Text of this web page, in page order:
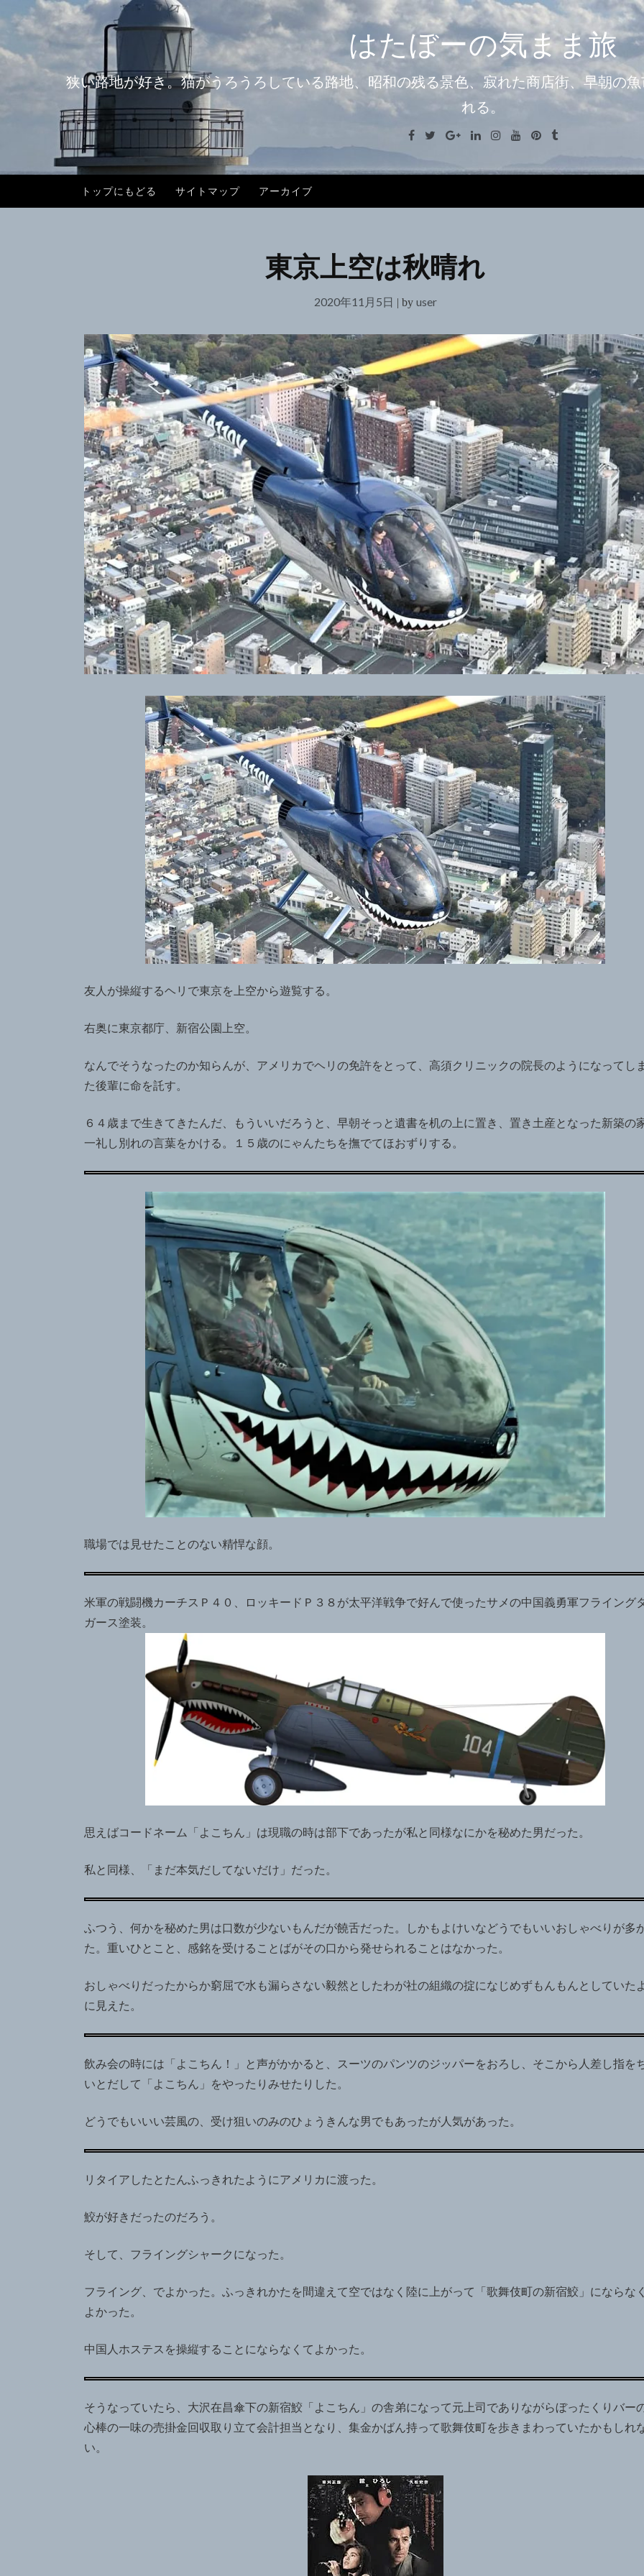
テ
はたぼーの気まま旅
狭い路地が好き。猫がうろうろしている路地、昭和の残る景色、寂れた商店街、早朝の
れる。
Facebook
TwitterGoogle+LinkedinInstagramYoutubePinterest
Tumblr
トップにもどる サイトマップ アーカイブ
東京上空は秋晴れ
2020年11月5日 | by user
友人が操縦するヘリで東京を上空から遊覧する。
右奥に東京都庁、新宿公園上空。
なんでそうなったのか知らんが、アメリカでヘリの免許をとって、高須クリニックの院長のようになってし
た後輩に命を託す。
６４歳まで生きてきたんだ、もういいだろうと、早朝そっと遺書を机の上に置き、置き土産となった新築の
一礼し別れの言葉をかける。１５歳のにゃんたちを撫でてほおずりする。
職場では見せたことのない精悍な顔。
米軍の戦闘機カーチスＰ４０、ロッキードＰ３８が太平洋戦争で好んで使ったサメの中国義勇軍フライング
ガース塗装。
思えばコードネーム「よこちん」は現職の時は部下であったが私と同様なにかを秘めた男だった。
私と同様、「まだ本気だしてないだけ」だった。
ふつう、何かを秘めた男は口数が少ないもんだが饒舌だった。しかもよけいなどうでもいいおしゃべりが多
た。重いひとこと、感銘を受けることばがその口から発せられることはなかった。
おしゃべりだったからか窮屈で水も漏らさない毅然としたわが社の組織の掟になじめずもんもんとしていた
に見えた。
飲み会の時には「よこちん！」と声がかかると、スーツのパンツのジッパーをおろし、そこから人差し指を
いとだして「よこちん」をやったりみせたりした。
どうでもいいい芸風の、受け狙いのみのひょうきんな男でもあったが人気があった。
リタイアしたとたんふっきれたようにアメリカに渡った。
鮫が好きだったのだろう。
そして、フライングシャークになった。
フライング、でよかった。ふっきれかたを間違えて空ではなく陸に上がって
「歌舞伎町の新宿鮫」にならな
よかった。
中国人ホステスを操縦することにならなくてよかった。
そうなっていたら、大沢在昌傘下の新宿鮫「よこちん」の舎弟になって元上司でありながらぼったくりバー
心棒の一味の売掛金回収取り立て会計担当となり、集金かばん持って歌舞伎町を歩きまわっていたかもしれ
い。